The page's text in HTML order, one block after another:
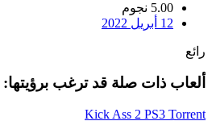
5.00 نجوم
12 أبريل 2022
رائع
ألعاب ذات صلة قد ترغب برؤيتها:
Kick Ass 2 PS3 Torrent